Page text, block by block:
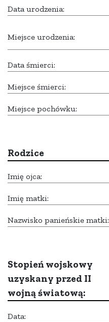
Data urodzenia:
Miejsce urodzenia:
Data śmierci:
Miejsce śmierci:
Miejsce pochówku:
Rodzice
Imię ojca:
Imię matki:
Nazwisko panieńskie matki:
Stopień wojskowy
uzyskany przed II
wojną światową:
Data: